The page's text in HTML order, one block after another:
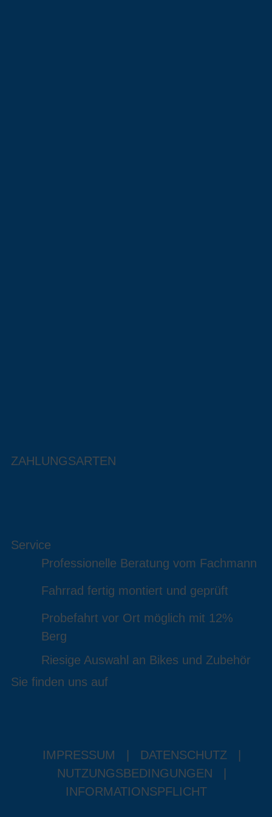
ZAHLUNGSARTEN
Service
Professionelle Beratung vom Fachmann
Fahrrad fertig montiert und geprüft
Probefahrt vor Ort möglich mit 12%
Berg
Riesige Auswahl an Bikes und Zubehör
Sie finden uns auf
IMPRESSUM DATENSCHUTZ
NUTZUNGSBEDINGUNGEN
INFORMATIONSPFLICHT